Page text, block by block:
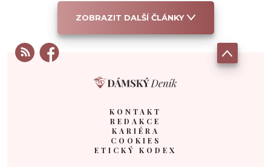
ZOBRAZIT DALŠÍ ČLÁNKY
KONTAKT
REDAKCE
KARIÉRA
COOKIES
ETICKÝ KODEX